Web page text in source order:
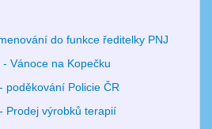
do funkce ředitelky PNJ
Vánoce na Kopečku
poděkování Policie ČR
Prodej výrobků terapií